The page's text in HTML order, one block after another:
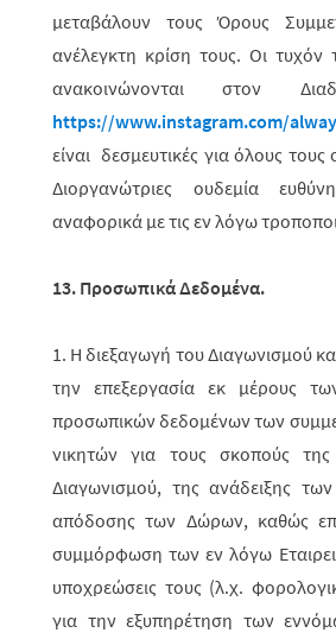
μεταβάλουν τους Όρους
ανέλεγκτη κρίση τους. Οι τυχόν
ανακοινώ­νο­νται στον
https://www.instagram.com/
είναι δεσμευτικές για όλους τους
Διοργανώ­τριες ουδεμία
αναφορικά με τις εν λόγω
13. Προσωπικά Δεδομένα.
1. Η διεξαγωγή του Διαγωνισμού
την επεξεργασία εκ μέρους
προσωπικών δεδομένων των
νικητών για τους σκοπούς
Διαγωνισμού, της ανάδειξης
απόδοσης των Δώρων, καθώς
συμμόρφωση των εν λόγω
υποχρεώσεις τους (λ.χ.
για την εξυπηρέτηση των